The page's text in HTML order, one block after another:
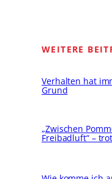
WEITERE
Verhalten hat
Grund
„Zwischen
Freibadluft“ –